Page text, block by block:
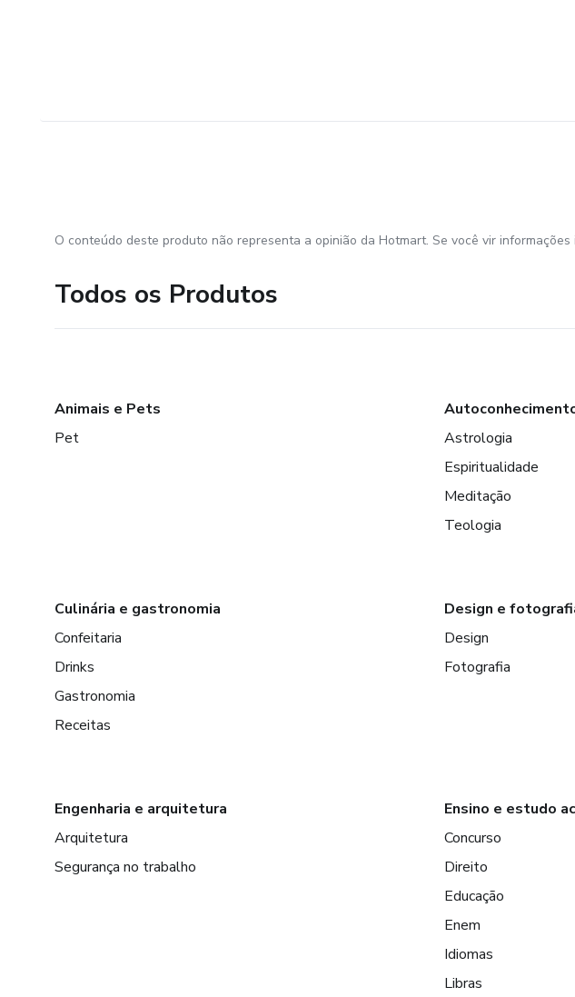
O conteúdo deste produto não representa a opinião da Hotmart. Se você vir informações
Todos os Produtos
Animais e Pets
Pet
Astrologia
Espiritualidade
Meditação
Teologia
Culinária e gastronomia
Confeitaria
Drinks
Gastronomia
Receitas
Design e
Design
Fotografia
Engenharia e arquitetura
Arquitetura
Segurança no trabalho
Ensino e estudo
Concurso
Direito
Educação
Enem
Idiomas
Libras